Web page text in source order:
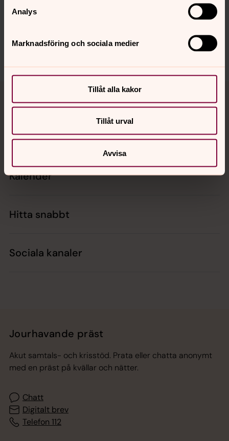
Analys
Marknadsföring och sociala medier
Tillåt alla kakor
Tillåt urval
Avvisa
Synpunkter eller frågor på sidans
innehåll?
Kontakt
Kalender
Hitta snabbt
Sociala kanaler
Jourhavande präst
Akut samtals- och krisstöd. Prata eller chatta anonymt
med en präst på kvällar och nätter.
Chatt
Digitalt brev
Telefon 112